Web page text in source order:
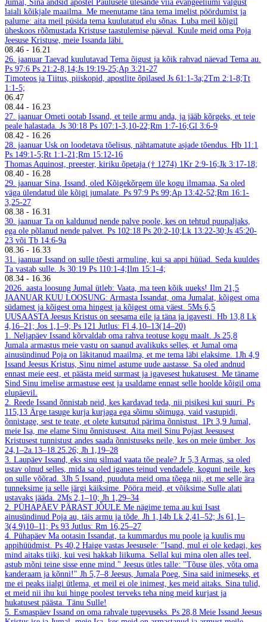
Jumal, Sina andsid apostel Paulusele ülesande viia evangeeliumi valgust
laiali kõikjale maailma. Me meenutame täna tema imelist pöördumist ja
palume: aita meil püsida tema kuulutatud elu sõnas. Luba meil kõigil
üheskoos rõõmustada Kristuse taastulemise päeval. Kuule meid oma Poja
Jeesuse Kristuse, meie Issanda läbi.
08.46 - 16.21
26. jaanuar Taevad kuulutavad Tema õigust ja kõik rahvad näevad Tema au.
Ps 97:6 Ps 21:2-8,14;Js 19:19-25;Ap 3:21-27
Timoteos ja Tiitus, piiskopid, apostlite õpilased Js 61:1-3a;2Tm 2:1-8;Tt
1:1-5;
06.47
08.44 - 16.23
27. jaanuar Ometi ootab Issand, et teile armu anda, ja jääb kõrgeks, et teie
peale halastada. Js 30:18 Ps 107:1-3,10-22;Rm 1:7-16;Gl 3:6-9
08.42 - 16.26
28. jaanuar Usk on loodetava tõelisus, nähtamatute asjade tõendus. Hb 11:1
Ps 149:1-5;Rt 1:1-21;Rm 15:12-16
Thomas Aquinost, preester, kiriku õpetaja († 1274) 1Kr 2:9-16;Jk 3:17-18;
08.40 - 16.28
29. jaanuar Sina, Issand, oled Kõigekõrgem üle kogu ilmamaa, Sa oled
väga ülendatud üle kõigi jumalate. Ps 97:9 Ps 99;Ap 13:42-52;Rm 16:1-
3,25-27
08.38 - 16.31
30. jaanuar Ta on kaldunud nende palve poole, kes on tehtud puupaljaks,
ega ole põlanud nende palvet. Ps 102:18 Ps 20:2-10;Lk 13:22-30;Js 45:20-
23 või Tb 14:6-9a
08.36 - 16.33
31. jaanuar Issand on sulle tõesti armuline, kui sa appi hüüad. Seda kuuldes
Ta vastab sulle. Js 30:19 Ps 110:1-4;Ilm 15:1-4;
08.34 - 16.36
2026. aasta loosung Jumal ütleb: Vaata, ma teen kõik uueks! Ilm 21,5
JAANUAR KUU LOOSUNG: Armasta Issandat, oma Jumalat, kõigest oma
südamest ja kõigest oma hingest ja kõigest oma väest. 5Ms 6,5
UUSAASTA Jeesus Kristus on seesama eile ja täna ja igavesti. Hb 13,8 Lk
4,16–21; Jos 1,1–9; Ps 121 Jutlus: Fl 4,10–13(14–20)
1. Neljapäev Issand kõrvaldab oma rahva teotuse kogu maalt. Js 25,8
Jumala armastus meie vastu on saanud avalikuks selles, et Jumal oma
ainusündinud Poja on läkitanud maailma, et me tema läbi elaksime. 1Jh 4,9
Issand Jeesus Kristus, Sinu nimel astume uude aastasse. Sa oled andnud
ennast meie eest, et päästa meid surmast ja igavesest hukatusest. Me täname
Sind Sinu imelise armastuse eest ja usaldame ennast selle hoolde kõigil oma
elupäevil.
2. Reede Issand õnnistab neid, kes kardavad teda, nii pisikesi kui suuri. Ps
115,13 Ärge tasuge kurja kurjaga ega sõimu sõimuga, vaid vastupidi,
õnnistage, sest te teate, et olete kutsutud pärima õnnistust. 1Pt 3,9 Jumal,
meie Isa, me elame Sinu õnnistusest. Aita meil Sinu Pojast Jeesusest
Kristusest tunnistust andes saada õnnistuseks neile, kes on meie ümber. Jos
24,1–2a.13–18.25.26; Jh 1,19–28
3. Laupäev Issand, eks sinu silmad vaata tõe peale? Jr 5,3 Armas, sa oled
ustav olnud selles, mida sa oled iganes teinud vendadele, koguni neile, kes
on sulle võõrad. 3Jh 5 Issand, puuduta meid oma tõega nii, et me selle ära
tunneksime ja selle järgi käiksime. Pööra meid, et võiksime Sulle alati
ustavaks jääda. 2Ms 2,1–10; Jh 1,29–34
2. PÜHAPÄEV PÄRAST JÕULE Me nägime tema au kui Isast
ainusündinud Poja au, täis armu ja tõde. Jh 1,14b Lk 2,41–52; Js 61,1–
3(4.9)10–11; Ps 93 Jutlus: Rm 16,25–27
4. Pühapäev Ma ootasin Issandat, ta kummardus mu poole ja kuulis mu
appihüüdmist. Ps 40,2 Haige vastas Jeesusele: "Isand, mul ei ole kedagi, kes
mind aitaks tiiki, kui vesi hakkab liikuma. Sellal kui mina olen alles teel,
astub mõni teine sisse enne mind." Jeesus ütles talle: "Tõuse üles, võta oma
kanderaam ja kõnni!" Jh 5,7–8 Jeesus, Jumala Poeg, Sina said inimeseks, et
me ei peaks iialgi ütlema, et meil ei ole inimest, kes meid aitaks. Sina tulid,
et meid nii ihu kui hinge poolest terveks teha ning meid kurjast ja
hukatusest päästa. Tänu Sulle!
5. Esmaspäev Issand on oma rahvale tugevuseks. Ps 28,8 Meie Issand Jeesus